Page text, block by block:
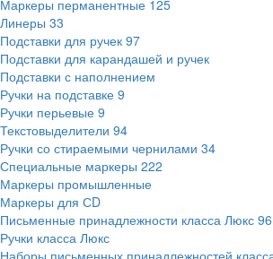
Маркеры перманентные 125
Линеры 33
Подставки для ручек 97
Подставки для карандашей и ручек
Подставки с наполнением
Ручки на подставке 9
Ручки перьевые 9
Текстовыделители 94
Ручки со стираемыми чернилами 34
Специальные маркеры 222
Маркеры промышленные
Маркеры для СD
Письменные принадлежности класса Люкс 96
Ручки класса Люкс